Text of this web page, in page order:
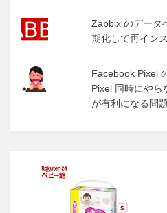
Zabbix のデータ
期化して再イン
Facebook Pixel
Pixel 同時にやら
が有利になる問題